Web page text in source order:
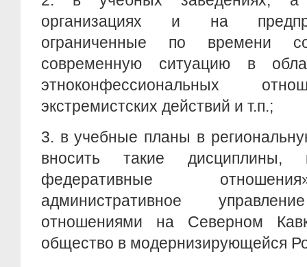
организациях и на
ограниченные по времени
современную ситуацию в
этноконфессиональных
экстремистских действий и т.п.;
3. в учебные планы в
вносить такие дисциплины,
федеративные
административное
отношениями на Северном
общество в модернизирующейся